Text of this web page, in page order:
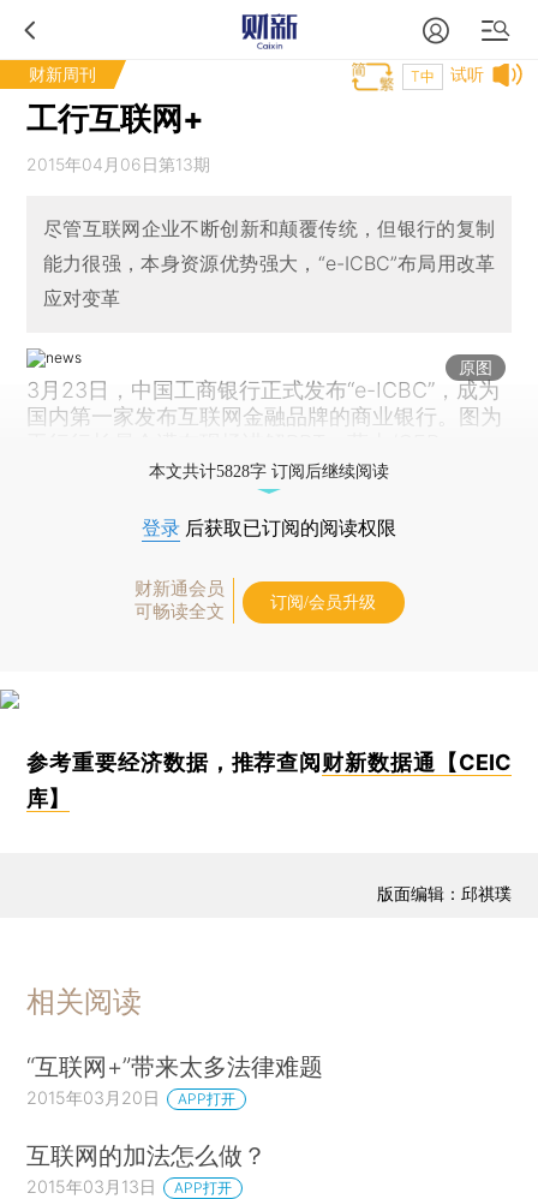
财新周刊 试听
T中
工行互联网+
2015年04月06日第13期
尽管互联网企业不断创新和颠覆传统，但银行的复制
能力很强，本身资源优势强大，“e-ICBC”布局用改革
应对变革
原图
3月23日，中国工商银行正式发布“e-ICBC”，成为
国内第一家发布互联网金融品牌的商业银行。图为
本文共计5828字 订阅后继续阅读
登录 后获取已订阅的阅读权限
财新通会员
可畅读全文
订阅/会员升级
参考重要经济数据，推荐查阅 财新数据通【CEIC
库】
版面编辑：邱祺璞
相关阅读
“互联网+”带来太多法律难题
2015年03月20日 APP打开
互联网的加法怎么做？
2015年03月13日 APP打开